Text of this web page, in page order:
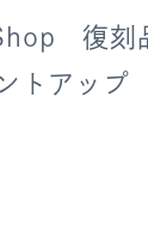
注文履歴
復刻
トアップ